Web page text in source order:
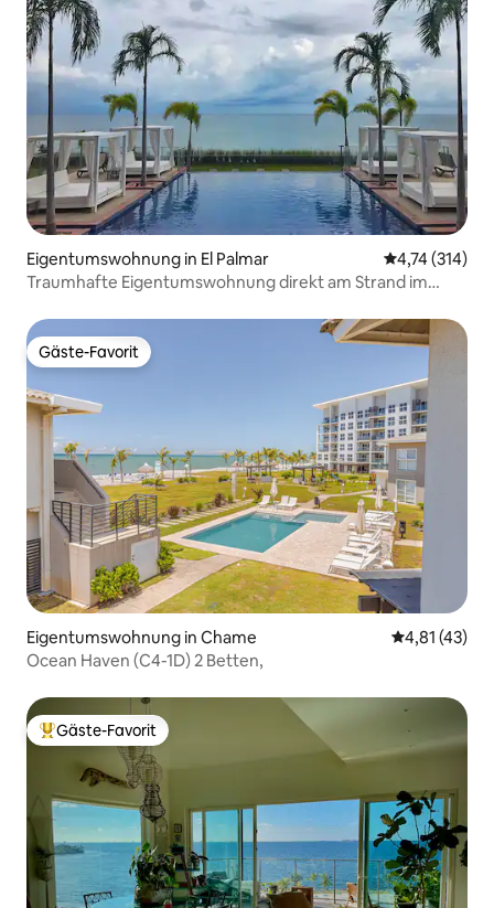
Eigentumswohnung in El Palmar
4,74 (314)
Traumhafte Eigentumswohnung direkt am Strand im
Gäste-Favorit
Gäste-Favorit
Eigentumswohnung in Chame
4,81 (43)
Ocean Haven (C4-1D) 2 Betten,
Beliebter Gäste-Favorit.
Gäste-Favorit